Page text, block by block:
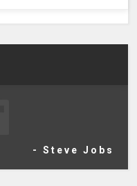
- Steve Jobs